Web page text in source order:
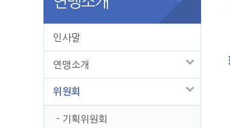
인사말
연맹소개
위원회
- 기획위원회